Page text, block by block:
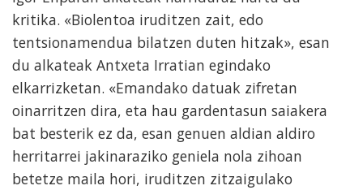
kritika. «Biolentoa iruditzen zait, edo
tentsionamendua bilatzen duten hitzak», esan
du alkateak Antxeta Irratian egindako
elkarrizketan. «Emandako datuak zifretan
oinarritzen dira, eta hau gardentasun saiakera
bat besterik ez da, esan genuen aldian aldiro
herritarrei jakinaraziko geniela nola zihoan
betetze maila hori, iruditzen zitzaigulako